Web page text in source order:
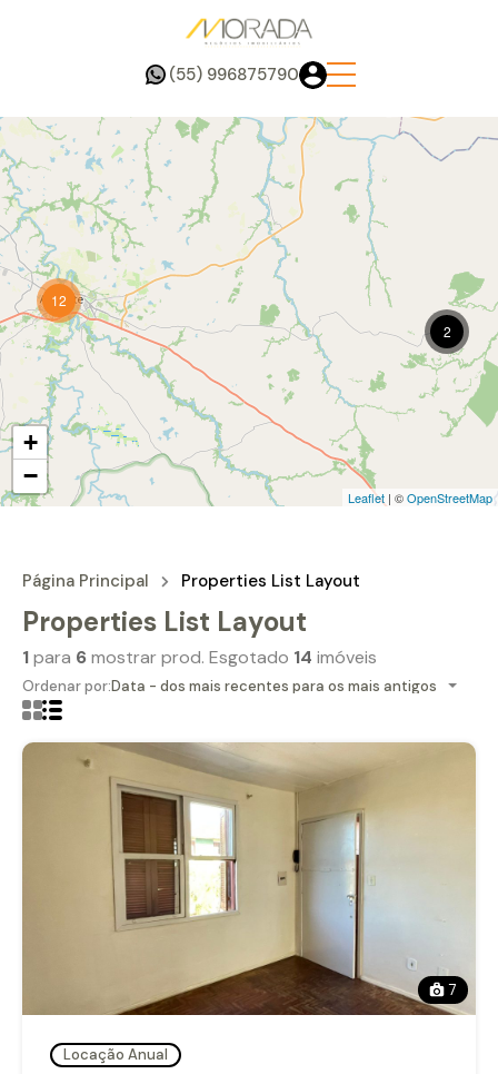
(55) 996875790
2
12
+
−
Leaflet | ©OpenStreetMap
Página Principal Properties List Layout
Properties List Layout
1para 6mostrar prod. Esgotado 14 imóveis
Ordenar por:Data - dos mais recentes para os mais antigos
7
Locação Anual